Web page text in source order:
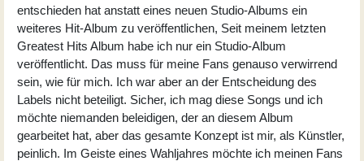
entschieden hat anstatt eines neuen Studio-Albums ein
weiteres Hit-Album zu veröffentlichen, Seit meinem letzten
Greatest Hits Album habe ich nur ein Studio-Album
veröffentlicht. Das muss für meine Fans genauso verwirrend
sein, wie für mich. Ich war aber an der Entscheidung des
Labels nicht beteiligt. Sicher, ich mag diese Songs und ich
möchte niemanden beleidigen, der an diesem Album
gearbeitet hat, aber das gesamte Konzept ist mir, als Künstler,
peinlich. Im Geiste eines Wahljahres möchte ich meinen Fans